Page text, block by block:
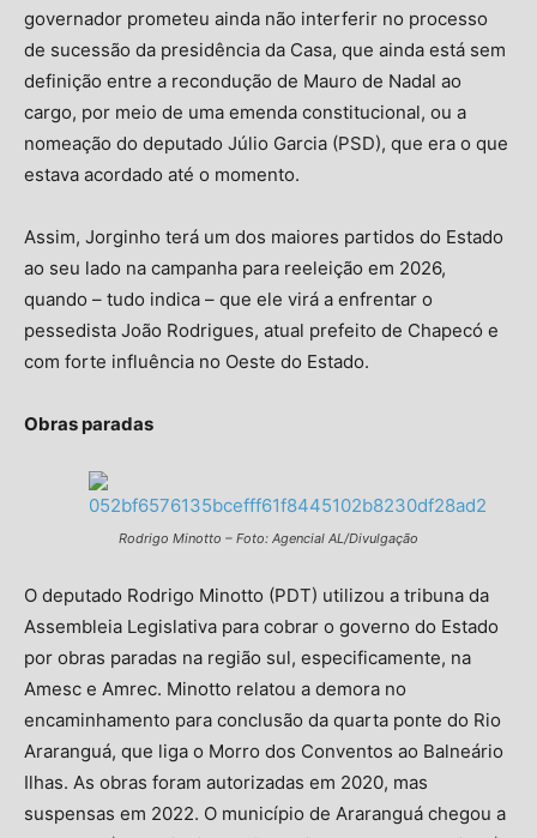
governador prometeu ainda não interferir no processo
de sucessão da presidência da Casa, que ainda está sem
definição entre a recondução de Mauro de Nadal ao
cargo, por meio de uma emenda constitucional, ou a
nomeação do deputado Júlio Garcia (PSD), que era o que
estava acordado até o momento.
Assim, Jorginho terá um dos maiores partidos do Estado
ao seu lado na campanha para reeleição em 2026,
quando – tudo indica – que ele virá a enfrentar o
pessedista João Rodrigues, atual prefeito de Chapecó e
com forte influência no Oeste do Estado.
Obras paradas
Rodrigo Minotto – Foto: Agencial AL/Divulgação
O deputado Rodrigo Minotto (PDT) utilizou a tribuna da
Assembleia Legislativa para cobrar o governo do Estado
por obras paradas na região sul, especificamente, na
Amesc e Amrec. Minotto relatou a demora no
encaminhamento para conclusão da quarta ponte do Rio
Araranguá, que liga o Morro dos Conventos ao Balneário
Ilhas. As obras foram autorizadas em 2020, mas
suspensas em 2022. O município de Araranguá chegou a